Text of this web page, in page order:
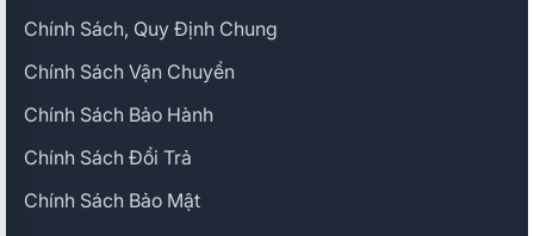
Chính Sách, Quy Định Chung
Chính Sách Vận Chuyển
Chính Sách Bảo Hành
Chính Sách Đổi Trả
Chính Sách Bảo Mật